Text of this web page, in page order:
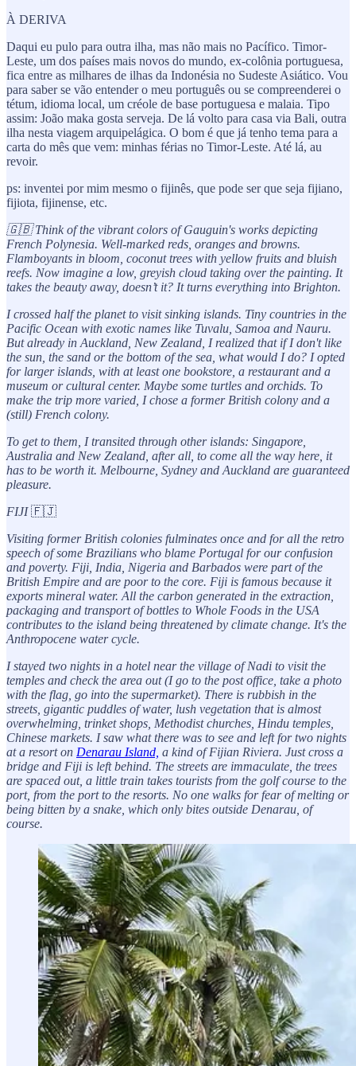
À DERIVA
Daqui eu pulo para outra ilha, mas não mais no Pacífico. Timor-
Leste, um dos países mais novos do mundo, ex-colônia portuguesa,
fica entre as milhares de ilhas da Indonésia no Sudeste Asiático. Vou
para saber se vão entender o meu português ou se compreenderei o
tétum, idioma local, um créole de base portuguesa e malaia. Tipo
assim: João maka gosta serveja. De lá volto para casa via Bali, outra
ilha nesta viagem arquipelágica. O bom é que já tenho tema para a
carta do mês que vem: minhas férias no Timor-Leste. Até lá, au
revoir.
ps: inventei por mim mesmo o fijinês, que pode ser que seja fijiano,
fijiota, fijinense, etc.
🇬🇧 Think of the vibrant colors of Gauguin's works depicting
French Polynesia. Well-marked reds, oranges and browns.
Flamboyants in bloom, coconut trees with yellow fruits and bluish
reefs. Now imagine a low, greyish cloud taking over the painting. It
takes the beauty away, doesn’t it? It turns everything into Brighton.
I crossed half the planet to visit sinking islands. Tiny countries in the
Pacific Ocean with exotic names like Tuvalu, Samoa and Nauru.
But already in Auckland, New Zealand, I realized that if I don't like
the sun, the sand or the bottom of the sea, what would I do? I opted
for larger islands, with at least one bookstore, a restaurant and a
museum or cultural center. Maybe some turtles and orchids. To
make the trip more varied, I chose a former British colony and a
(still) French colony.
To get to them, I transited through other islands: Singapore,
Australia and New Zealand, after all, to come all the way here, it
has to be worth it. Melbourne, Sydney and Auckland are guaranteed
pleasure.
FIJI🇫🇯
Visiting former British colonies fulminates once and for all the retro
speech of some Brazilians who blame Portugal for our confusion
and poverty. Fiji, India, Nigeria and Barbados were part of the
British Empire and are poor to the core. Fiji is famous because it
exports mineral water. All the carbon generated in the extraction,
packaging and transport of bottles to Whole Foods in the USA
contributes to the island being threatened by climate change. It's the
Anthropocene water cycle.
I stayed two nights in a hotel near the village of Nadi to visit the
temples and check the area out (I go to the post office, take a photo
with the flag, go into the supermarket). There is rubbish in the
streets, gigantic puddles of water, lush vegetation that is almost
overwhelming, trinket shops, Methodist churches, Hindu temples,
Chinese markets. I saw what there was to see and left for two nights
at a resort on Denarau Island, a kind of Fijian Riviera. Just cross a
bridge and Fiji is left behind. The streets are immaculate, the trees
are spaced out, a little train takes tourists from the golf course to the
port, from the port to the resorts. No one walks for fear of melting or
being bitten by a snake, which only bites outside Denarau, of
course.